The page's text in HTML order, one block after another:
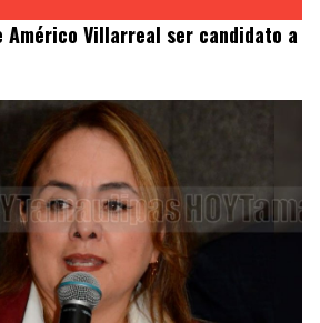
Américo Villarreal ser candidato a